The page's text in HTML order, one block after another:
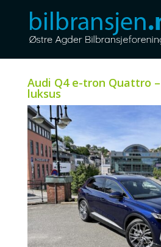
Audi Q4 e-tron Quattro
luksus